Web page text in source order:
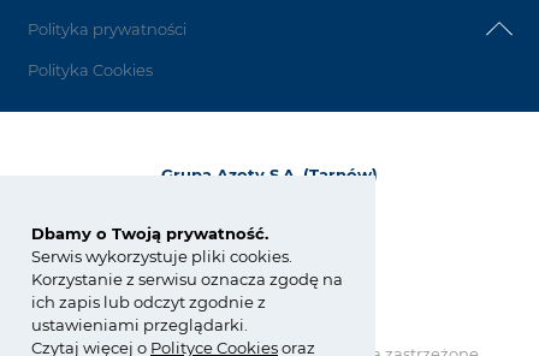
Dbamy o Twoją prywatność.
Serwis wykorzystuje pliki cookies.
Korzystanie z serwisu oznacza zgodę na
ich zapis lub odczyt zgodnie z
ustawieniami przeglądarki.
Czytaj więcej o PolityceCookiesoraz
Polityka prywatności
Polityka Cookies
Grupa Azoty S.A. (Tarnów)
33-101 Tarnów, Polska
tel.:+48 14 637 37 37
fax: +48 14 633 07 18
tarnow@grupaazoty.com